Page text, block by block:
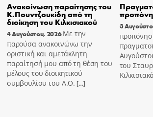
Ανακοίνωση παραίτησης του
Κ.Πουντζουκίδη από τη
διοίκηση του Κιλκισιακού
4 Αυγούστου, 2026 Με την
παρούσα ανακοινώνω την
οριστική και αμετάκλητη
παραίτησή μου από τη θέση του
μέλους του διοικητικού
συμβουλίου του Α.Ο. […]
3
του